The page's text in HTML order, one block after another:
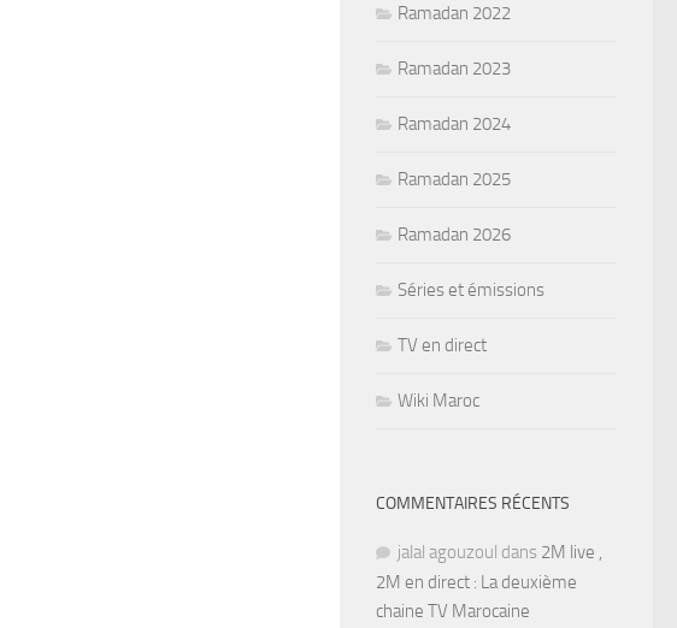
Ramadan 2022
Ramadan 2023
Ramadan 2024
Ramadan 2025
Ramadan 2026
Séries et émissions
TV en direct
Wiki Maroc
COMMENTAIRES RÉCENTS
jalal agouzoul dans 2M live ,
2M en direct : La deuxième
chaine TV Marocaine